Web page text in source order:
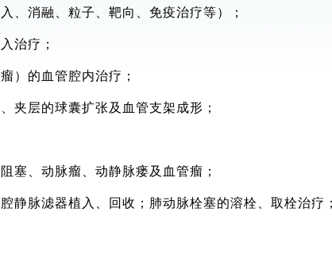
、消融、粒子、靶向、免疫治疗等）；
治疗；
）的血管腔内治疗；
夹层的球囊扩张及血管支架成形；
塞、动脉瘤、动静脉瘘及血管瘤；
静脉滤器植入、回收；肺动脉栓塞的溶栓、取栓治疗